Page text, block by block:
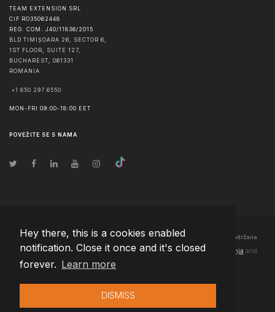
Hey there, this is a cookies enabled
notification. Close it once and it's closed
forever. Learn more
DISMISS
TEAM EXTENSION SRL
CIF RO35062448
REG. COM. J40/11836/2015
BLD TIMIȘOARA 26, SECTOR 6,
1ST FLOOR, SUITE 127,
BUCHAREST
061331
ROMANIA
+1 650 297 6550
MON-FRI 09:00-18:00 EET
POVEŽITE SE S NAMA
© Autorska prava 2026 Team Extension Bosnia Herzegovina - Sva prava zadržana
Changelog● Korišćenjem ove stranice slažete se sa našimPravila korištenja and
Politika privatnosti